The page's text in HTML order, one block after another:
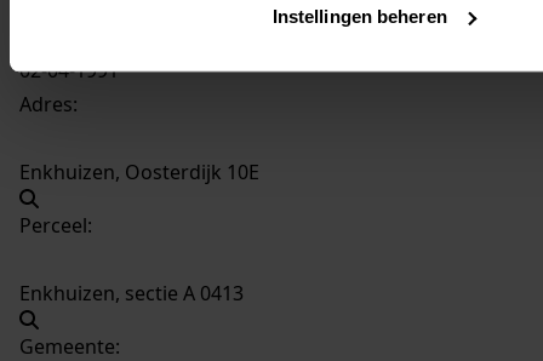
Instellingen beheren
02-04-1991
Adres:
Enkhuizen, Oosterdijk 10E
Perceel:
Enkhuizen, sectie A 0413
Gemeente: